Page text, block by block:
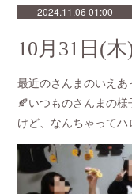
2024.11.06 01:00
10月31日(木
最近のさんまのいえ
🍂いつものさんまの
けど、なんちゃって